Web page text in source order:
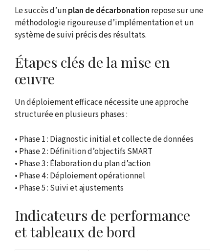
Le succès d’unplan de décarbonation repose sur une
méthodologie rigoureuse d’implémentation et un
système de suivi précis des résultats.
Étapes clés de la mise en
œuvre
Un déploiement efficace nécessite une approche
structurée en plusieurs phases :
• Phase 1 : Diagnostic initial et collecte de données
• Phase 2 : Définition d’objectifs SMART
• Phase 3 : Élaboration du plan d’action
• Phase 4 : Déploiement opérationnel
• Phase 5 : Suivi et ajustements
Indicateurs de performance
et tableaux de bord